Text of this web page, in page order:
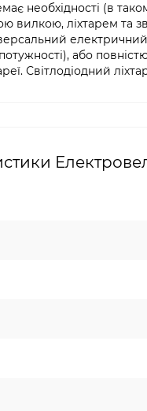
необхідності (в
вилкою, ліхтарем та
або
Світлодіодний